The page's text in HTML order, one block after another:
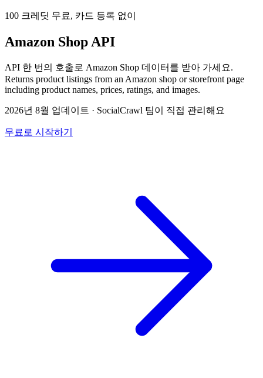
100 크레딧 무료, 카드 등록 없이
Amazon Shop API
API 한 번의 호출로 Amazon Shop 데이터를 받아 가세요.
Returns product listings from an Amazon shop or storefront page
including product names, prices, ratings, and images.
2026년 8월 업데이트 · SocialCrawl 팀이 직접 관리해요
무료로 시작하기